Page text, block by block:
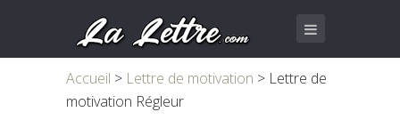
Accueil > Lettre de motivation > Lettre de
motivation Régleur